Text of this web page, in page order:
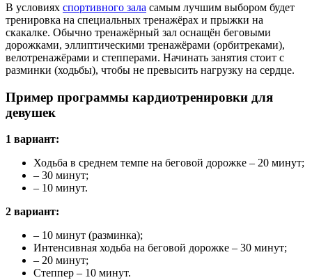
В условиях спортивного зала самым лучшим выбором будет
тренировка на специальных тренажёрах и прыжки на
скакалке. Обычно тренажёрный зал оснащён беговыми
дорожками, эллиптическими тренажёрами (орбитреками),
велотренажёрами и степперами. Начинать занятия стоит с
разминки (ходьбы), чтобы не превысить нагрузку на сердце.
Пример программы кардиотренировки для
девушек
1 вариант:
Ходьба в среднем темпе на беговой дорожке – 20 минут;
– 30 минут;
– 10 минут.
2 вариант:
– 10 минут (разминка);
Интенсивная ходьба на беговой дорожке – 30 минут;
– 20 минут;
Степпер – 10 минут.